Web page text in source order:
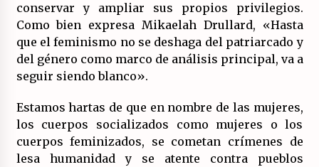
conservar y ampliar sus propios privilegios.
Como bien expresa Mikaelah Drullard, «Hasta
que el feminismo no se deshaga del patriarcado y
del género como marco de análisis principal, va a
seguir siendo blanco».
Estamos hartas de que en nombre de las mujeres,
los cuerpos socializados como mujeres o los
cuerpos feminizados, se cometan crímenes de
lesa humanidad y se atente contra pueblos